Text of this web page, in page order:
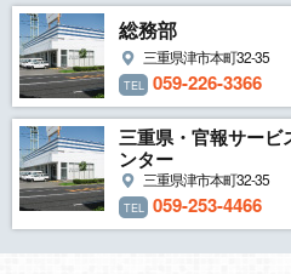
総務部
三重県津市本町32-35
TEL 059-226-3366
三重県・官報サービ
ンター
三重県津市本町32-35
TEL 059-253-4466